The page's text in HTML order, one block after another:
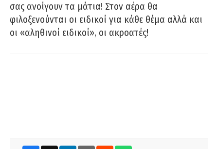
σας ανοίγουν τα μάτια! Στον αέρα θα
φιλοξενούνται οι ειδικοί για κάθε θέμα αλλά και
οι «αληθινοί ειδικοί», οι ακροατές!